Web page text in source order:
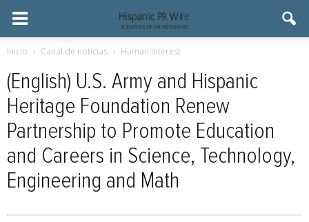
Inicio Canal de noticias Human Interest
(English) U.S. Army and Hispanic
Heritage Foundation Renew
Partnership to Promote Education
and Careers in Science, Technology,
Engineering and Math